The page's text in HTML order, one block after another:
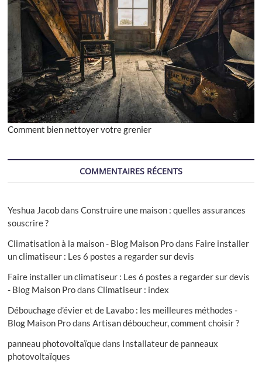
Comment bien nettoyer votre grenier
COMMENTAIRES RÉCENTS
Yeshua JacobdansConstruire une maison : quelles assurances
souscrire ?
Climatisation à la maison - Blog Maison Prodans Faire installer
un climatiseur : Les 6 postes a regarder sur devis
Faire installer un climatiseur : Les 6 postes a regarder sur devis
- Blog Maison ProdansClimatiseur : index
Débouchage d’évier et de Lavabo : les meilleures méthodes -
Blog Maison Prodans Artisan déboucheur, comment choisir ?
panneau photovoltaïquedans Installateur de panneaux
photovoltaïques